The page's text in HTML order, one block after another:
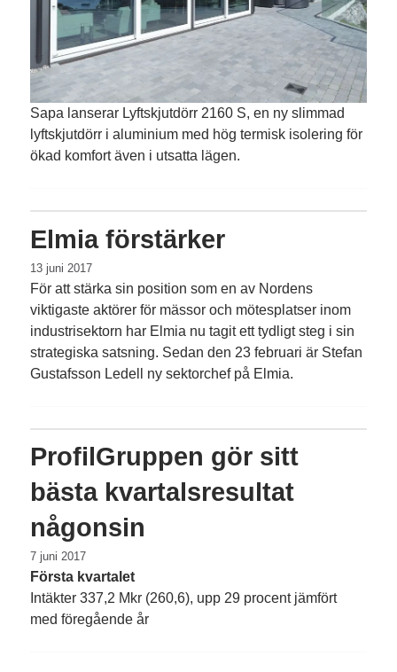
Sapa lanserar Lyftskjutdörr 2160 S, en ny slimmad
lyftskjutdörr i aluminium med hög termisk isolering för
ökad komfort även i utsatta lägen.
Elmia förstärker
13 juni 2017
För att stärka sin position som en av Nord­ens
viktigaste aktörer för mässor och mötes­platser inom
industrisektorn har Elmia nu tagit ett tydligt steg i sin
strategiska satsning. Sedan den 23 februari är Stefan
Gustafsson Ledell ny sektorchef på Elmia.
ProfilGruppen gör sitt
bästa kvartalsresultat
någonsin
7 juni 2017
Första kvartalet
Intäkter 337,2 Mkr (260,6), upp 29 procent jämfört
med föregående år